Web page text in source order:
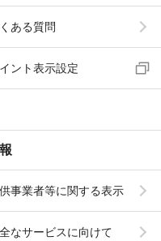
ある質問
ント表示設定
事業者等に関する表示
なサービスに向けて